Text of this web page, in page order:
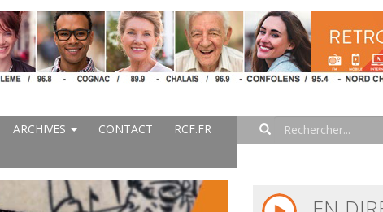
ARCHIVES CONTACT
RCF.FR